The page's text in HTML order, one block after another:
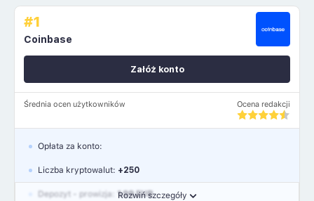
#1
Coinbase
Średnia ocen użytkowników Ocena redakcji
Załóż konto
Rozwiń szczegóły
Opłata za konto:
Liczba kryptowalut: +250
Depozyt - prowizja: 1.99 EUR